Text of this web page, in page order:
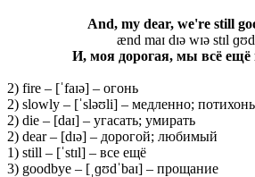
And, my dear, we're still
ænd maɪ dɪə wɪə stɪl
И, моя дорогая, мы всё
2) fire – [ˈfaɪə] – огонь
2) slowly – [ˈsləʊli] – медленно;
2) die – [daɪ] – угасать; умирать
2) dear – [dɪə] – дорогой; любимый
1) still – [ˈstɪl] – все ещё
3) goodbye – [ˌɡʊdˈbaɪ] – прощание